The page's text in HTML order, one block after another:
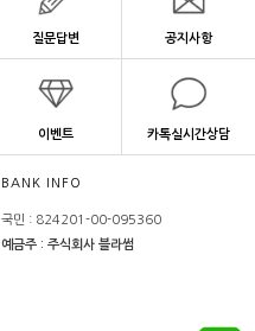
질문답변 공지사항
이벤트 카톡실시간상담
BANK INFO
국민 : 824201-00-095360
예금주 : 주식회사 블라썸